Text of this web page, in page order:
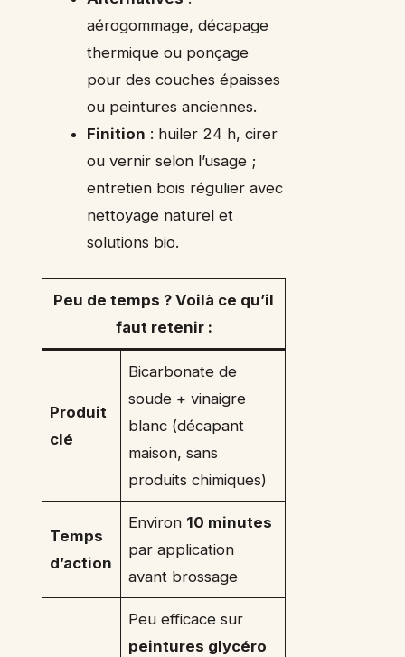
aérogommage, décapage
thermique ou ponçage
pour des couches épaisses
ou peintures anciennes.
Finition : huiler 24 h, cirer
ou vernir selon l’usage ;
entretien bois régulier avec
nettoyage naturel et
solutions bio.
Peu de temps ? Voilà ce qu’il
faut retenir :
Produit
clé
Bicarbonate de
soude + vinaigre
blanc (décapant
maison, sans
produits chimiques)
Temps
d’action
Environ 10 minutes
par application
avant brossage
Peu efficace sur
peintures glycéro